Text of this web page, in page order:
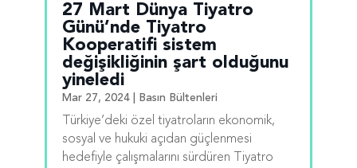
27 Mart Dünya Tiyatro
Günü’nde Tiyatro
Kooperatifi sistem
değişikliğinin şart olduğunu
yineledi
Mar 27, 2024 Basın Bültenleri
Türkiye’deki özel tiyatroların ekonomik,
sosyal ve hukuki açıdan güçlenmesi
hedefiyle çalışmalarını sürdüren Tiyatro